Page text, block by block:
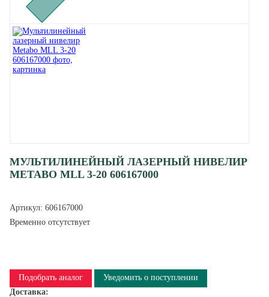
МУЛЬТИЛИНЕЙНЫЙ ЛАЗЕРНЫЙ НИВЕЛИР
METABO MLL 3-20 606167000
Артикул: 606167000
Временно отсутствует
Подобрать аналог
Уведомить о поступлении
Доставка: